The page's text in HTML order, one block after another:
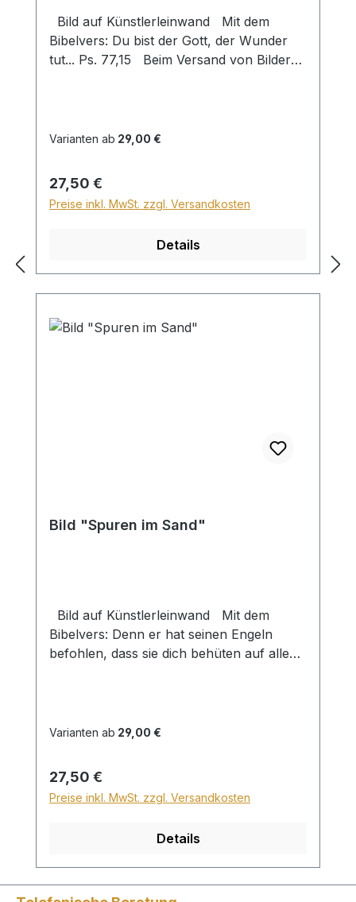
Bild auf Künstlerleinwand Mit dem
Bibelvers: Du bist der Gott, der Wunder
tut... Ps. 77,15 Beim Versand von Bildern
Höhe von 28,99€ berechnet. Für den
Sperrgutzuschlag 30€.
Varianten ab 29,00 €
Regulärer Preis:
27,50 €
Preise inkl. MwSt. zzgl. Versandkosten
Details
Bild "Spuren im Sand"
Bild auf Künstlerleinwand Mit dem
Bibelvers: Denn er hat seinen Engeln
befohlen, dass sie dich behüten auf allen
Beim Versand von Bildern ab dem Format
den Versand innerhalb Deutschlands ein
Zuschlag für Sperrgut in Höhe von
28,99€ berechnet. Für den Versand ins
Varianten ab 29,00 €
Regulärer Preis:
27,50 €
Preise inkl. MwSt. zzgl. Versandkosten
Details